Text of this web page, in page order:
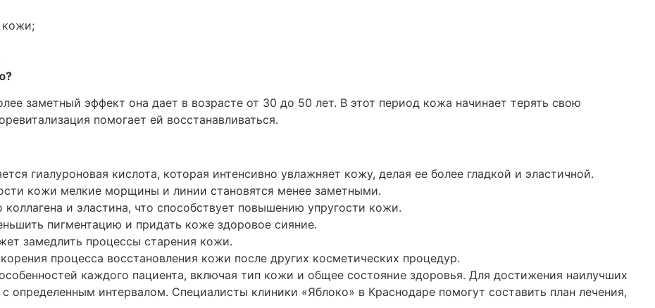
кожи;
заметный эффект она дает в возрасте от 30 до 50 лет. В этот период кожа начинает терять свою
помогает ей восстанавливаться.
гиалуроновая кислота, которая интенсивно увлажняет кожу, делая ее более гладкой и эластичной.
кожи мелкие морщины и линии становятся менее заметными.
и эластина, что способствует повышению упругости кожи.
пигментацию и придать коже здоровое сияние.
замедлить процессы старения кожи.
процесса восстановления кожи после других косметических процедур.
каждого пациента, включая тип кожи и общее состояние здоровья. Для достижения наилучших
определенным интервалом. Специалисты клиники «Яблоко» в Краснодаре помогут составить план лечения,